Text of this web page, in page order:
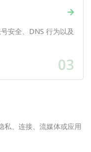
→
安全、DNS 行为以及
03
私、连接、流媒体或应用